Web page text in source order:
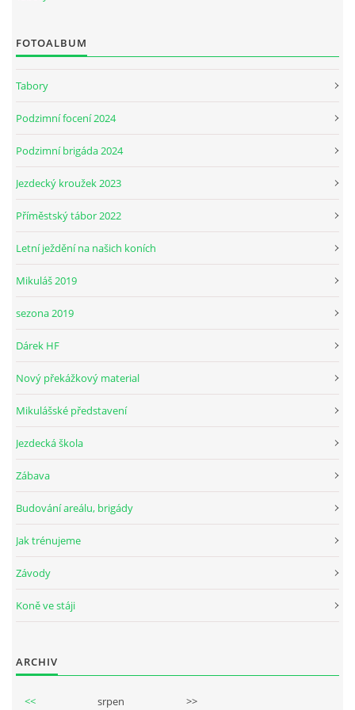
JARNÍ BRIGÁDA SE ODKLÁDÁ.
PÁTEČNÍ KROUŽEK " ŠKOLA JEZDECTVÍ " BUDE ZAHÁJEN
ČLENOVÉ JK CABALLERO Z RYCHVALDU
PODZIMNÍ BRIGÁDA 4.10.2025
FOTOALBUM
Tabory
Podzimní focení 2024
Podzimní brigáda 2024
Jezdecký kroužek 2023
Příměstský tábor 2022
Letní ježdění na našich koních
Mikuláš 2019
sezona 2019
Dárek HF
Nový překážkový material
Mikulášské představení
Jezdecká škola
Zábava
Budování areálu, brigády
Jak trénujeme
Závody
Koně ve stáji
ARCHIV
<< srpen >>